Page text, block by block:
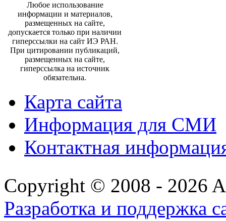
Любое использование
информации и материалов,
размещенных на сайте,
допускается только при наличии
гиперссылки на сайт ИЭ РАН.
При цитировании публикаций,
размещенных на сайте,
гиперссылка на источник
обязательна.
Карта сайта
Информация для СМИ
Контактная
Copyright © 2008 - 2026
Разработка и поддержка